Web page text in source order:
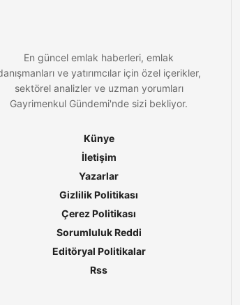
En güncel emlak haberleri, emlak
ve yatırımcılar için özel içerikler,
sektörel analizler ve uzman yorumları
Gayrimenkul Gündemi'nde sizi bekliyor.
Künye
İletişim
Yazarlar
Gizlilik Politikası
Çerez Politikası
Sorumluluk Reddi
Editöryal Politikalar
Rss